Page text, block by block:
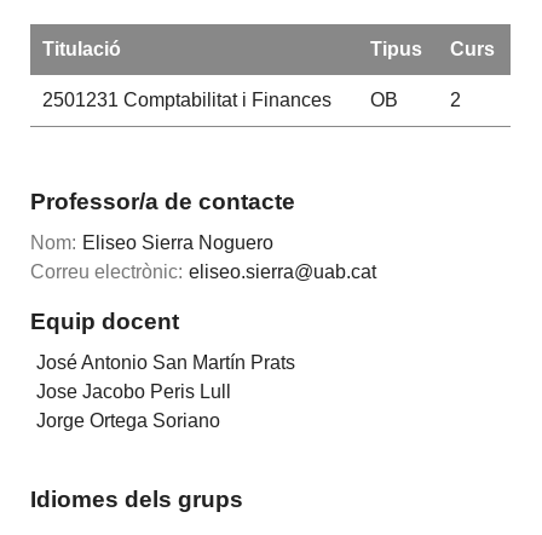
Titulació Tipus Curs
2501231 Comptabilitat i Finances OB 2
Professor/a de contacte
Nom: Eliseo Sierra Noguero
Correu electrònic: eliseo.sierra@uab.cat
Equip docent
José Antonio San Martín Prats
Jose Jacobo Peris Lull
Jorge Ortega Soriano
Idiomes dels grups